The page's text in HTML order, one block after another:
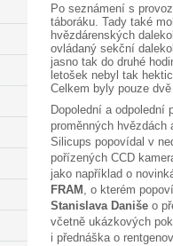
Po seznámení s
táboráku. Tady také
hvězdárenských
ovládaný sekční
jasno tak do druhé
letošek nebyl tak
Celkem byly pouze
Dopolední a odpolední
proměnných hvězdách
Silicups popovídal v
pořízených CCD
jako například o
FRAM , o kterém
Stanislava Daniše o
včetně ukázkových
i přednáška o